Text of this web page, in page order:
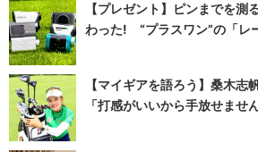
【プレゼント】ピンまでを測
わった! “プラスワン”の「レ
【マイギアを語ろう】桑木
「打感がいいから手放せませ